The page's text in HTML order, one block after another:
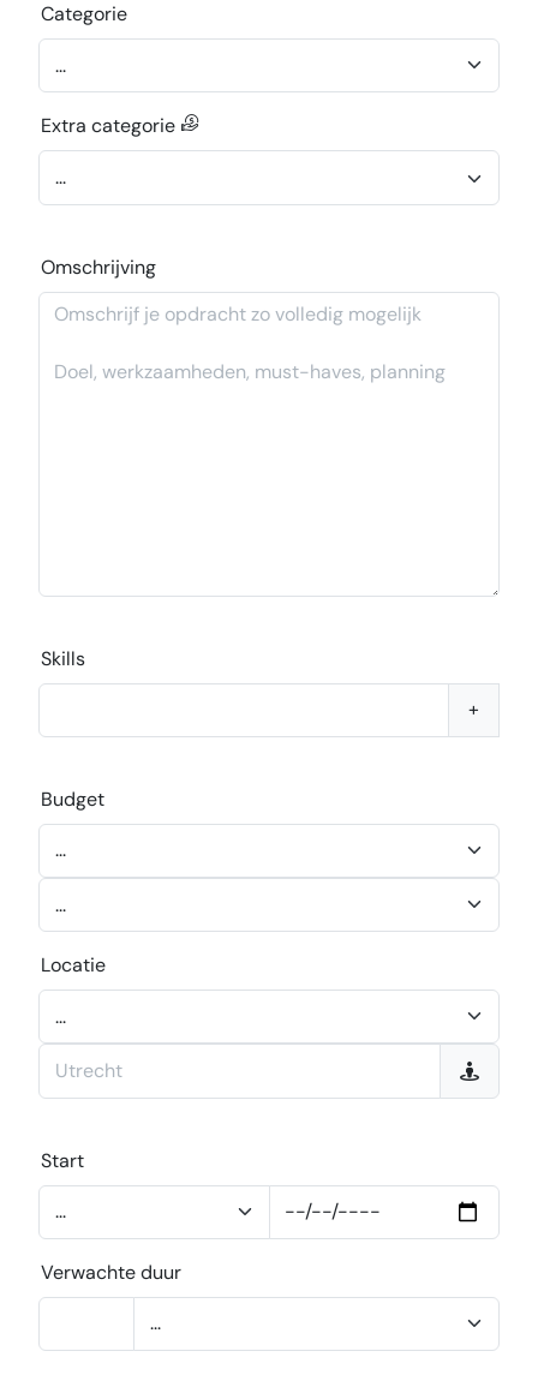
Categorie
Extra categorie
Omschrijving
Skills
+
Budget
Locatie
Start
Verwachte duur